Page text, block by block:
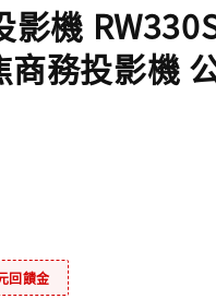
機
商務投影機
回饋金